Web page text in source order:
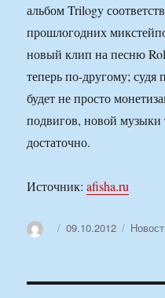
альбом Trilogy
прошлогодних
новый клип на песню
теперь по-другому;
будет не просто
подвигов, новой музыки
достаточно.
Источник:afisha.ru
АвторОпубликовано
09.10.2012